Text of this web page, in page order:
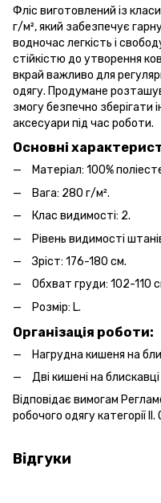
Фліс виготовлений із
г/м², який забезпечує
водночас легкість і
стійкістю до утворення
вкрай важливо для
одягу. Продумане
змогу безпечно зберігати
аксесуари під час роботи.
Основні
Матеріал: 100%
Вага: 280 г/м².
Клас видимості: 2.
Рівень видимості
Зріст: 176-180 см.
Обхват груди: 102-110
Розмір: L.
Організація роботи:
Нагрудна кишеня на
Дві кишені на
Відповідає вимогам
робочого одягу категорії
Відгуки